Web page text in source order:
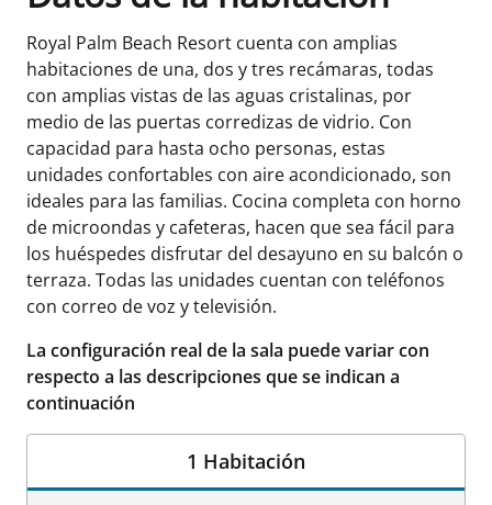
Royal Palm Beach Resort cuenta con amplias
habitaciones de una, dos y tres recámaras, todas
con amplias vistas de las aguas cristalinas, por
medio de las puertas corredizas de vidrio. Con
capacidad para hasta ocho personas, estas
unidades confortables con aire acondicionado, son
ideales para las familias. Cocina completa con horno
de microondas y cafeteras, hacen que sea fácil para
los huéspedes disfrutar del desayuno en su balcón o
terraza. Todas las unidades cuentan con teléfonos
con correo de voz y televisión.
La configuración real de la sala puede variar con
respecto a las descripciones que se indican a
continuación
1 Habitación